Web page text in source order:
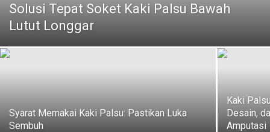
Solusi Tepat Soket Kaki Palsu Bawah
Lutut Longgar
Syarat Memakai Kaki Palsu: Pastikan Luka
Sembuh
Kaki
Desain,
Amputasi